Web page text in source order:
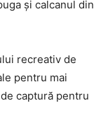
și calcanul din
recreativ de
pentru mai
captură pentru